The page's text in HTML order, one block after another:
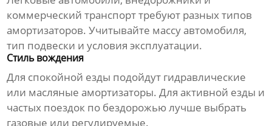
коммерческий транспорт требуют разных типов
амортизаторов. Учитывайте массу автомобиля,
тип подвески и условия эксплуатации.
Стиль вождения
Для спокойной езды подойдут гидравлические
или масляныеамортизаторы. Для активной езды и
частых поездок по бездорожью лучше выбрать
газовые или регулируемые.